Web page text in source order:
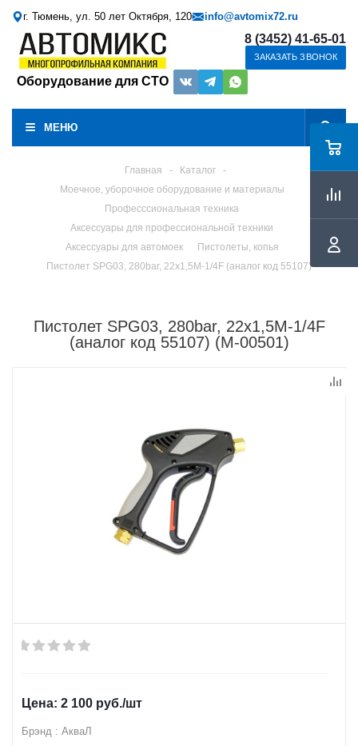
г. Тюмень, ул. 50 лет Октября, 120 info@avtomix72.ru
Оборудование для СТО
8 (3452) 41-65-01
ЗАКАЗАТЬ ЗВОНОК
МЕНЮ
Главная - Каталог
-
Моечное, уборочное оборудование и материалы
Професссиональная техника
Аксессуары для профессиональной техники
Аксессуары для автомоек
Пистолеты, копья
Пистолет SРG03, 280bar, 22х1,5M-1/4F (аналог код 55107)
Пистолет SРG03, 280bar, 22х1,5M-1/4F
(аналог код 55107) (M-00501)
2 100 руб./шт
Брэнд : АкваЛ